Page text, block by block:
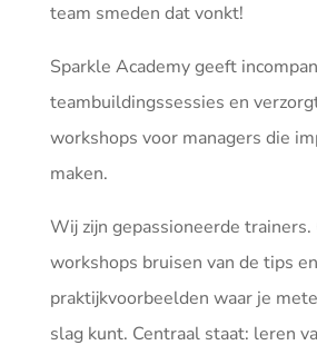
team smeden dat vonkt!
Sparkle Academy geeft
teambuildingssessies en
workshops voor managers die
maken.
Wij zijn gepassioneerde trainers.
workshops bruisen van de tips en
praktijkvoorbeelden waar je
slag kunt. Centraal staat: leren